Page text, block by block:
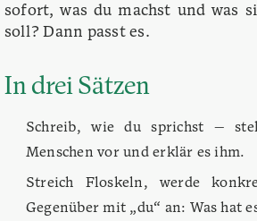
sofort, was du machst und was
soll? Dann passt es.
In drei Sätzen
Schreib, wie du sprichst —
Menschen vor und erklär es ihm.
Streich Floskeln, werde
Gegenüber mit „du“ an: Was hat